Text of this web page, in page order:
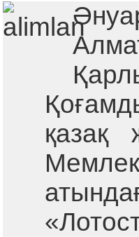
қазақ